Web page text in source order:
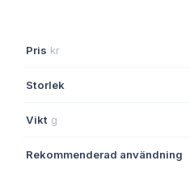
Pris kr
Storlek
Vikt g
Rekommenderad användning